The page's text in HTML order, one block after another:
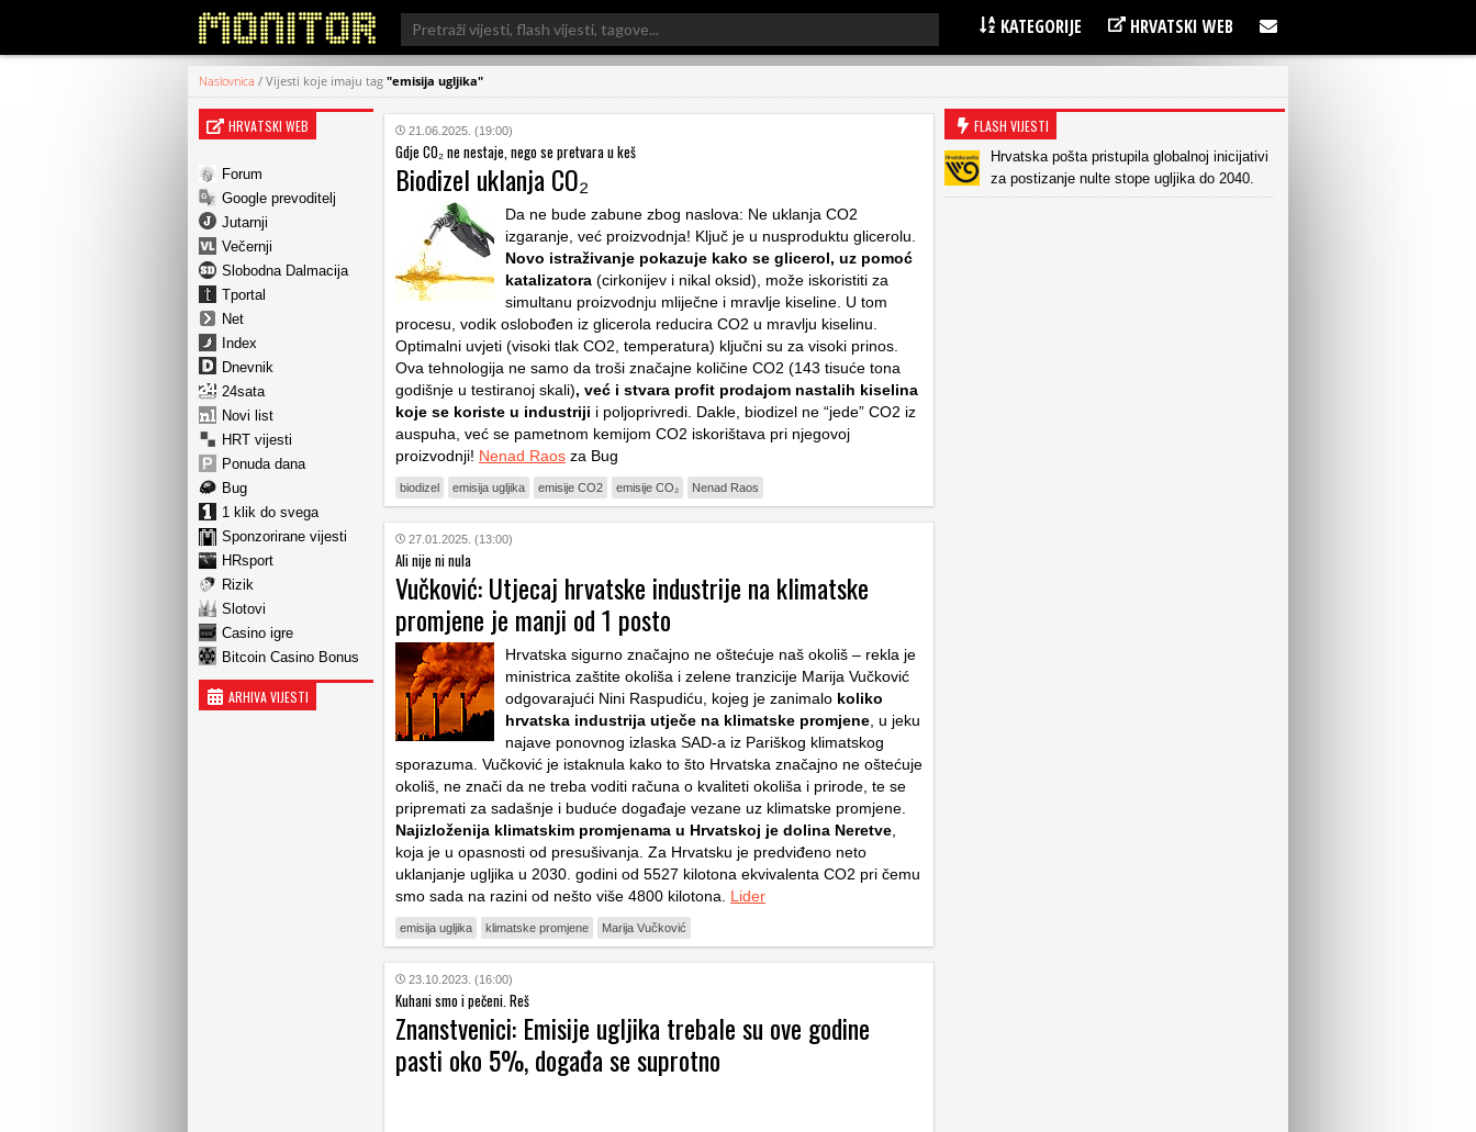
Search
for:
KATEGORIJE HRVATSKI WEB
Naslovnica / Vijesti koje imaju tag "emisija ugljika"
HRVATSKI WEB
Forum
Google prevoditelj
Jutarnji
Večernji
Slobodna Dalmacija
Tportal
Net
Index
Dnevnik
24sata
Novi list
HRT vijesti
Ponuda dana
Bug
1 klik do svega
Sponzorirane vijesti
HRsport
Rizik
Slotovi
Casino igre
Bitcoin Casino Bonus
ARHIVA VIJESTI
21.06.2025. (19:00)
Gdje CO₂ ne nestaje, nego se pretvara u keš
Biodizel uklanja CO₂
Da ne bude zabune zbog naslova: Ne uklanja CO2
izgaranje, već proizvodnja! Ključ je u nusproduktu glicerolu.
Novo istraživanje pokazuje kako se glicerol, uz pomoć
katalizatora (cirkonijev i nikal oksid), može iskoristiti za
simultanu proizvodnju mliječne i mravlje kiseline. U tom
procesu, vodik oslobođen iz glicerola reducira CO2 u mravlju kiselinu.
Optimalni uvjeti (visoki tlak CO2, temperatura) ključni su za visoki prinos.
Ova tehnologija ne samo da troši značajne količine CO2 (143 tisuće tona
godišnje u testiranoj skali), već i stvara profit prodajom nastalih kiselina
koje se koriste u industriji i poljoprivredi. Dakle, biodizel ne “jede” CO2 iz
auspuha, već se pametnom kemijom CO2 iskorištava pri njegovoj
proizvodnji! Nenad Raos za Bug
biodizel emisija ugljika emisije CO2 emisije CO₂ Nenad Raos
27.01.2025. (13:00)
Ali nije ni nula
Vučković: Utjecaj hrvatske industrije na klimatske
promjene je manji od 1 posto
Hrvatska sigurno značajno ne oštećuje naš okoliš – rekla je
ministrica zaštite okoliša i zelene tranzicije Marija Vučković
odgovarajući Nini Raspudiću, kojeg je zanimalo koliko
hrvatska industrija utječe na klimatske promjene , u jeku
najave ponovnog izlaska SAD-a iz Pariškog klimatskog
sporazuma. Vučković je istaknula kako to što Hrvatska značajno ne oštećuje
okoliš, ne znači da ne treba voditi računa o kvaliteti okoliša i prirode, te se
pripremati za sadašnje i buduće događaje vezane uz klimatske promjene.
Najizloženija klimatskim promjenama u Hrvatskoj je dolina Neretve
koja je u opasnosti od presušivanja. Za Hrvatsku je predviđeno neto
uklanjanje ugljika u 2030. godini od 5527 kilotona ekvivalenta CO2 pri čemu
smo sada na razini od nešto više 4800 kilotona. Lider
emisija ugljika klimatske promjene Marija Vučković
23.10.2023. (16:00)
Kuhani smo i pečeni. Reš
Znanstvenici: Emisije ugljika trebale su ove godine
pasti oko 5%, događa se suprotno
FLASH VIJESTI
Hrvatska pošta pristupila globalnoj inicijativi
za postizanje nulte stope ugljika do 2040.